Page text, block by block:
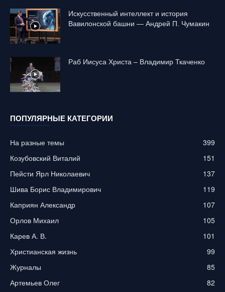
Искусственный интеллект и история
Вавилонской башни — Андрей П. Чумакин
Раб Иисуса Христа – Владимир Ткаченко
ПОПУЛЯРНЫЕ КАТЕГОРИИ
На разные темы
399
Козубовский Виталий
151
Пейсти Ярл Николаевич
137
Шива Борис Владимирович
119
Каприян Александр
107
Орлов Михаил
105
Карев А. В.
101
Христианская жизнь
99
Журналы
85
Артемьев Олег
82